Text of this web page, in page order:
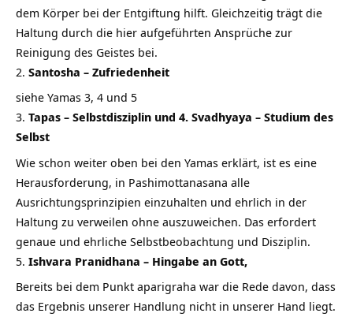
dem Körper bei der Entgiftung hilft. Gleichzeitig trägt die
Haltung durch die hier aufgeführten Ansprüche zur
Reinigung des Geistes bei.
Santosha – Zufriedenheit
siehe Yamas 3, 4 und 5
Tapas – Selbstdisziplin und 4. Svadhyaya – Studium des
Selbst
Wie schon weiter oben bei den Yamas erklärt, ist es eine
Herausforderung, in Pashimottanasana alle
Ausrichtungsprinzipien einzuhalten und ehrlich in der
Haltung zu verweilen ohne auszuweichen. Das erfordert
genaue und ehrliche Selbstbeobachtung und Disziplin.
Ishvara Pranidhana – Hingabe an Gott,
Bereits bei dem Punkt aparigraha war die Rede davon, dass
das Ergebnis unserer Handlung nicht in unserer Hand liegt.